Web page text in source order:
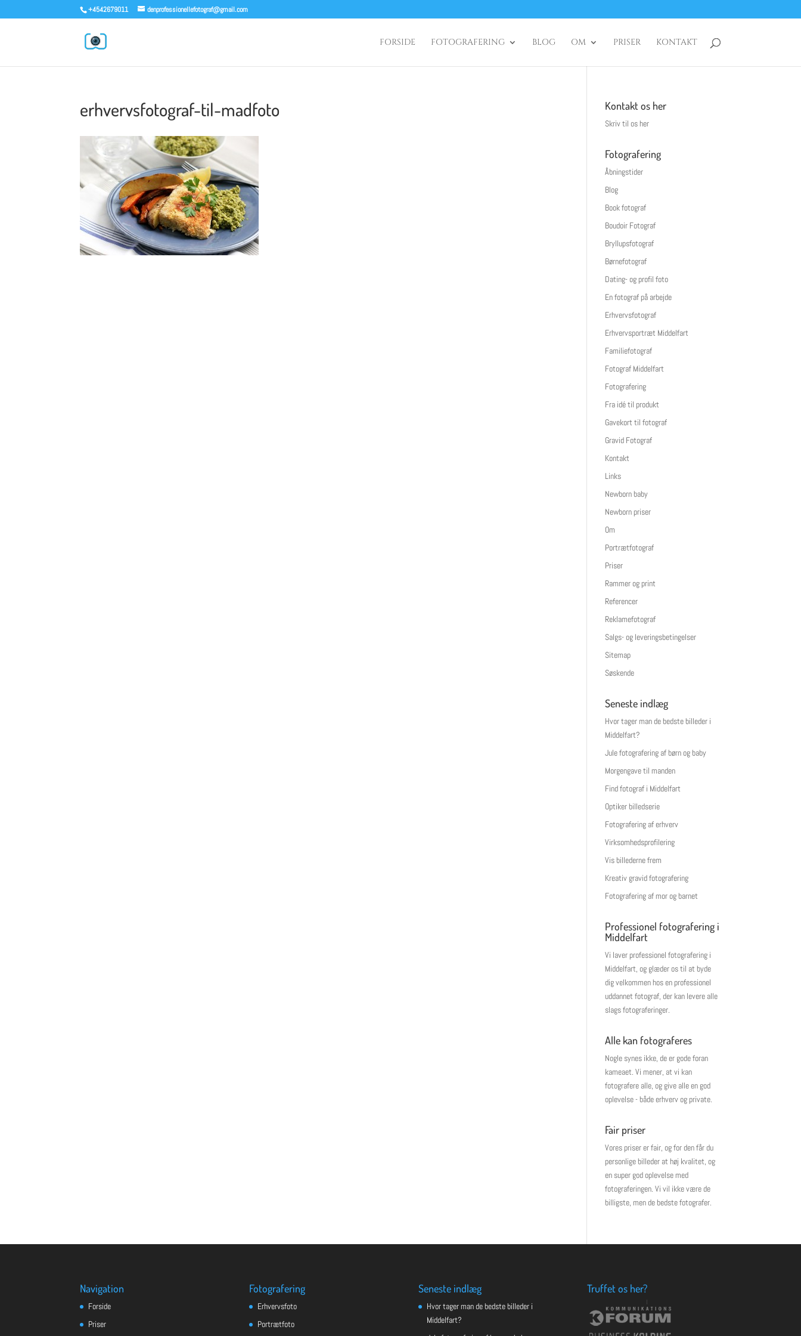
+4542679011 denprofessionellefotograf@gmail.com
FORSIDE FOTOGRAFERING BLOG OM PRISER KONTAKT
erhvervsfotograf-til-madfoto Kontakt os her
Skriv til os her
Fotografering
Åbningstider
Blog
Book fotograf
Boudoir Fotograf
Bryllupsfotograf
Børnefotograf
Dating- og profil foto
En fotograf på arbejde
Erhvervsfotograf
Erhvervsportræt Middelfart
Familiefotograf
Fotograf Middelfart
Fotografering
Fra idé til produkt
Gavekort til fotograf
Gravid Fotograf
Kontakt
Links
Newborn baby
Newborn priser
Om
Portrætfotograf
Priser
Rammer og print
Referencer
Reklamefotograf
Salgs- og leveringsbetingelser
Sitemap
Søskende
Seneste indlæg
Hvor tager man de bedste billeder i
Middelfart?
Jule fotografering af børn og baby
Morgengave til manden
Find fotograf i Middelfart
Optiker billedserie
Fotografering af erhverv
Virksomhedsprofilering
Vis billederne frem
Kreativ gravid fotografering
Fotografering af mor og barnet
Professionel fotografering i
Middelfart
Vi laver professionel fotografering i
Middelfart, og glæder os til at byde
dig velkommen hos en professionel
uddannet fotograf, der kan levere alle
slags fotograferinger.
Alle kan fotograferes
Nogle synes ikke, de er gode foran
kameaet. Vi mener, at vi kan
fotografere alle, og give alle en god
oplevelse - både erhverv og private.
Fair priser
Vores priser er fair, og for den får du
personlige billeder at høj kvalitet, og
en super god oplevelse med
fotograferingen. Vi vil ikke være de
billigste, men de bedste fotografer.
Navigation
Forside
Priser
Fotografering
Erhvervsfoto
Portrætfoto
Seneste indlæg
Hvor tager man de bedste billeder i
Middelfart?
Truffet os her?